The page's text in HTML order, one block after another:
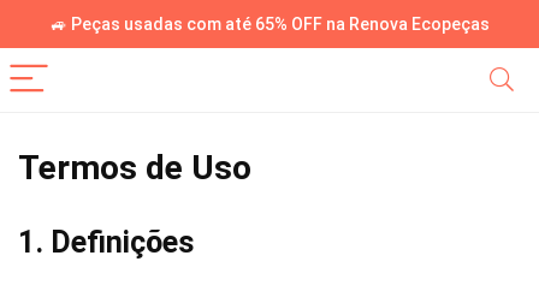
🚙 Peças usadas com até 65% OFF na Renova Ecopeças
Termos de Uso
1. Definições